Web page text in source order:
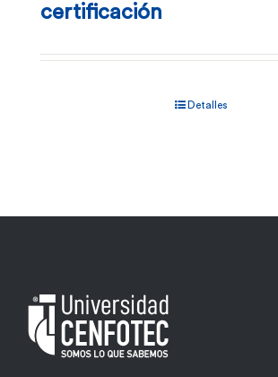
certificación
Detalles